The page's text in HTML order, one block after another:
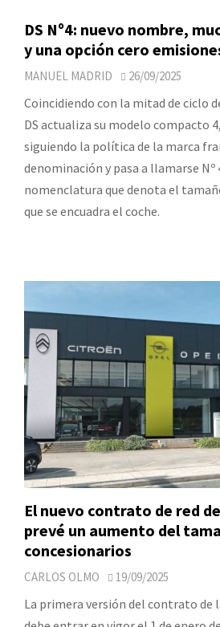
DS Nº4: nuevo nombre,
y una opción cero
MANUEL MADRID 26/09/2025
Coincidiendo con la mitad de ciclo
DS actualiza su modelo compacto
siguiendo la política de la marca
denominación y pasa a llamarse Nº
nomenclatura que denota el
que se encuadra el coche.
El nuevo contrato de red
prevé un aumento del
concesionarios
CARLOS OLMO 19/09/2025
La primera versión del contrato de